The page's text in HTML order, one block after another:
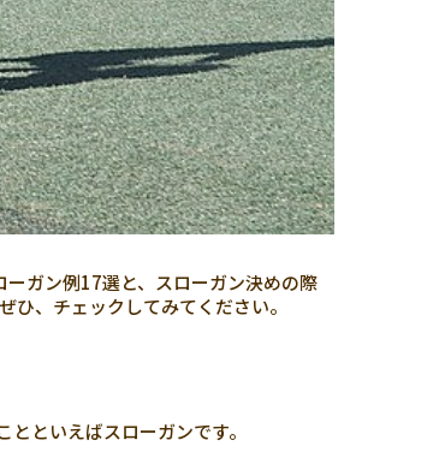
ガン例17選と、スローガン決めの際
、チェックしてみてください。
といえばスローガンです。